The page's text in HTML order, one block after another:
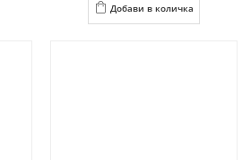
Добави в количка